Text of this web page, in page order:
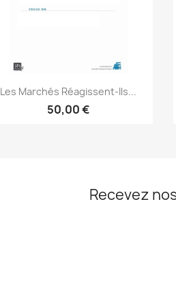
Aperçu rapide
Les Marchés Réagissent-Ils...
50,00 €
Recevez